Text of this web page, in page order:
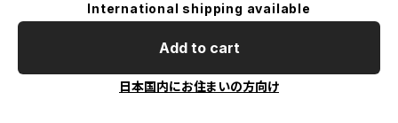
International shipping available
Add to cart
日本国内にお住まいの方向け